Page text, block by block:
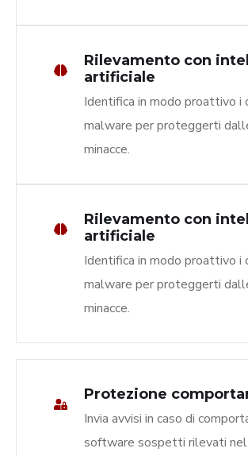
Rilevamento con
artificiale
Identifica in modo proattivo i
malware per proteggerti
minacce.
Rilevamento con
artificiale
Identifica in modo proattivo i
malware per proteggerti
minacce.
Protezione
Invia avvisi in caso di
software sospetti rilevati nel